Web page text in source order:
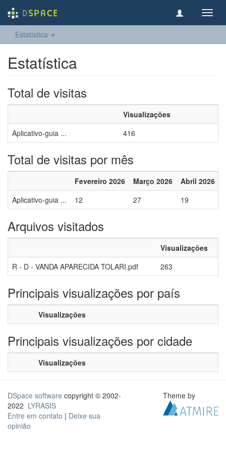
Estatística
Estatística
Total de visitas
Visualizações
Aplicativo-guia ...
416
Total de visitas por mês
Fevereiro 2026 Março 2026 Abril 2026
Aplicativo-guia ...
12 27 19
Arquivos visitados
Visualizações
R - D - VANDA APARECIDA TOLARI.pdf
263
Principais visualizações por país
Visualizações
Principais visualizações por cidade
Visualizações
DSpace software copyright © 2002-
2022 LYRASIS
Entre em contato | Deixe sua
opinião
Theme by